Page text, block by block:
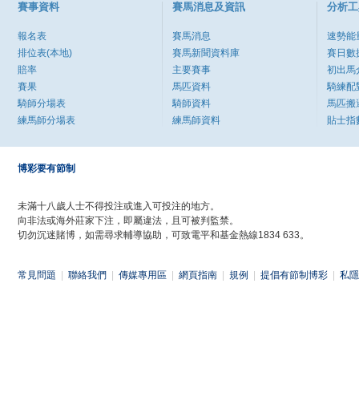
賽事資料
報名表
排位表(本地)
賠率
賽果
騎師分場表
練馬師分場表
賽馬消息及資訊
賽馬消息
賽馬新聞資料庫
主要賽事
馬匹資料
騎師資料
練馬師資料
分析
速勢能
賽日數
初出馬
騎練配
馬匹搬
貼士指
博彩要有節制
未滿十八歲人士不得投注或進入可投注的地方。
向非法或海外莊家下注，即屬違法，且可被判監禁。
切勿沉迷賭博，如需尋求輔導協助，可致電平和基金熱線1834 633。
常見問題 聯絡我們 傳媒專用區 網頁指南 規例 提倡有節制博彩 私